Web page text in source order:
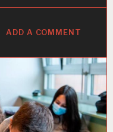
ADD A COMMENT